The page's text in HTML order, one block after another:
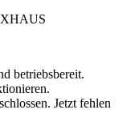
betriebsbereit.
Jetzt fehlen